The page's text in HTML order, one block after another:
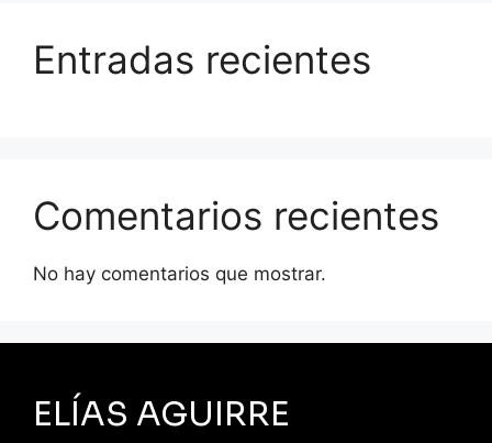
Entradas recientes
Comentarios recientes
No hay comentarios que mostrar.
ELÍAS AGUIRRE